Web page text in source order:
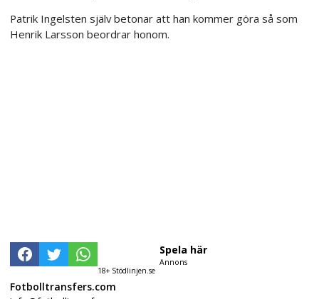
Patrik Ingelsten själv betonar att han kommer göra så som
Henrik Larsson beordrar honom.
18+ Stödlinjen.se
Spela här
Annons
Fotbolltransfers.com